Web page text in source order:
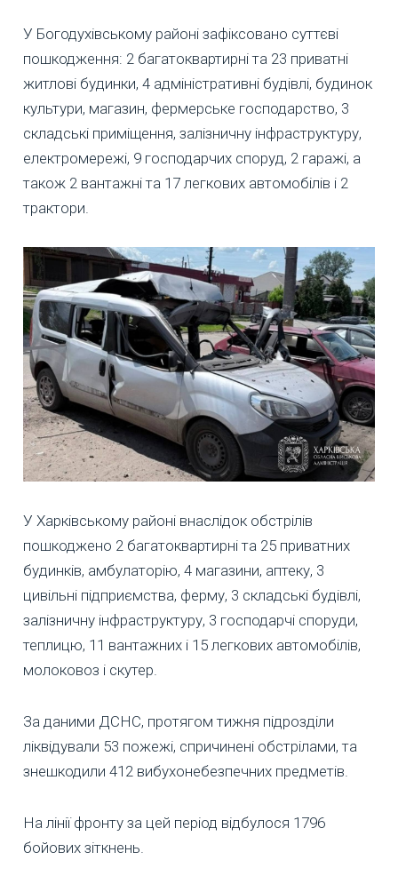
У Богодухівському районі зафіксовано суттєві
пошкодження: 2 багатоквартирні та 23 приватні
житлові будинки, 4 адміністративні будівлі, будинок
культури, магазин, фермерське господарство, 3
складські приміщення, залізничну інфраструктуру,
електромережі, 9 господарчих споруд, 2 гаражі, а
також 2 вантажні та 17 легкових автомобілів і 2
трактори.
У Харківському районі внаслідок обстрілів
пошкоджено 2 багатоквартирні та 25 приватних
будинків, амбулаторію, 4 магазини, аптеку, 3
цивільні підприємства, ферму, 3 складські будівлі,
залізничну інфраструктуру, 3 господарчі споруди,
теплицю, 11 вантажних і 15 легкових автомобілів,
молоковоз і скутер.
За даними ДСНС, протягом тижня підрозділи
ліквідували 53 пожежі, спричинені обстрілами, та
знешкодили 412 вибухонебезпечних предметів.
На лінії фронту за цей період відбулося 1796
бойових зіткнень.